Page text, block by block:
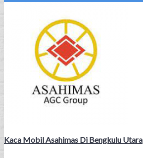
Kaca Mobil Asahimas Di Bengkulu Utara